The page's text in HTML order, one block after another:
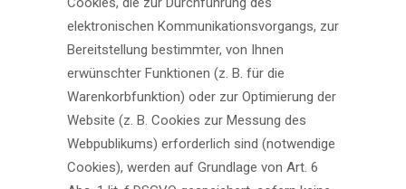
elektronischen Kommunikationsvorgangs, zur
Bereitstellung bestimmter, von Ihnen
erwünschter Funktionen (z. B. für die
Warenkorbfunktion) oder zur Optimierung der
Website (z. B. Cookies zur Messung des
Webpublikums) erforderlich sind (notwendige
Cookies), werden auf Grundlage von Art. 6